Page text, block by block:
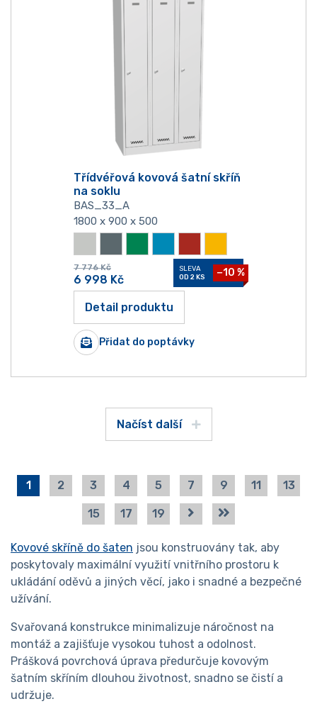
Třídvéřová kovová šatní skříň
na soklu
BAS_33_A
1800 x 900 x 500
7 776 Kč
6 998 Kč
SLEVA
OD 2 KS
−10 %
Detail produktu
Přidat do poptávky
Načíst další
1 2 3 4 5 7 9 11 13
15 17 19
Kovové skříně do šaten jsou konstruovány tak, aby
poskytovaly maximální využití vnitřního prostoru k
ukládání oděvů a jiných věcí, jako i snadné a bezpečné
užívání.
Svařovaná konstrukce minimalizuje náročnost na
montáž a zajišťuje vysokou tuhost a odolnost.
Prášková povrchová úprava předurčuje kovovým
šatním skříním dlouhou životnost, snadno se čistí a
udržuje.